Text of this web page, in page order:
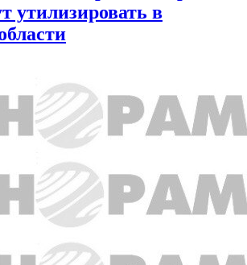
утилизировать в